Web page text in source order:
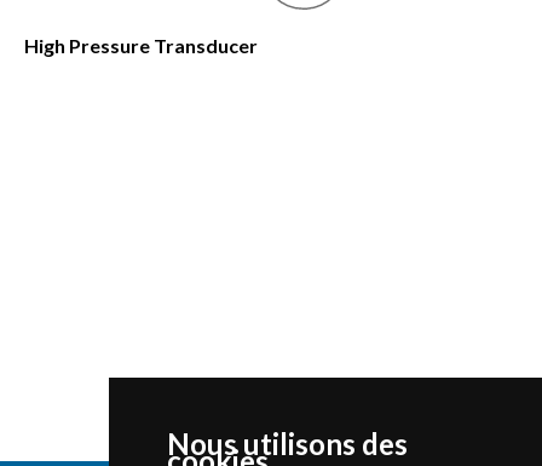
Nous utilisons des
High Pressure Transducer